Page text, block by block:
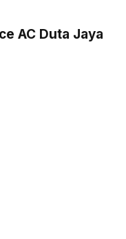
AC Duta Jaya